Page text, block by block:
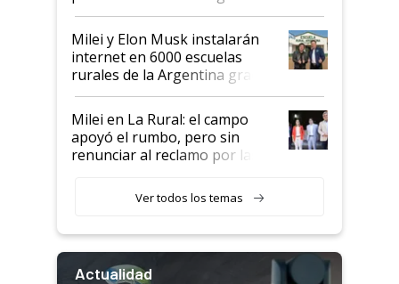
Milei y Elon Musk instalarán
internet en 6000 escuelas
rurales de la Argentina gracias
a un acuerdo con Starlink
Milei en La Rural: el campo
apoyó el rumbo, pero sin
renunciar al reclamo por las
Ver todos los temas
Actualidad